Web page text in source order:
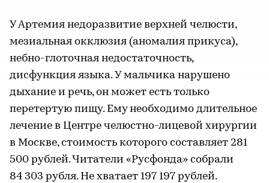
У Артемия недоразвитие верхней челюсти,
мезиальная окклюзия (аномалия прикуса),
небно-глоточная недостаточность,
дисфункция языка. У мальчика нарушено
дыхание и речь, он может есть только
перетертую пищу. Ему необходимо длительное
лечение в Центре челюстно-лицевой хирургии
в Москве, стоимость которого составляет 281
500 рублей. Читатели «Русфонда» собрали
84 303 рубля. Не хватает 197 197 рублей.